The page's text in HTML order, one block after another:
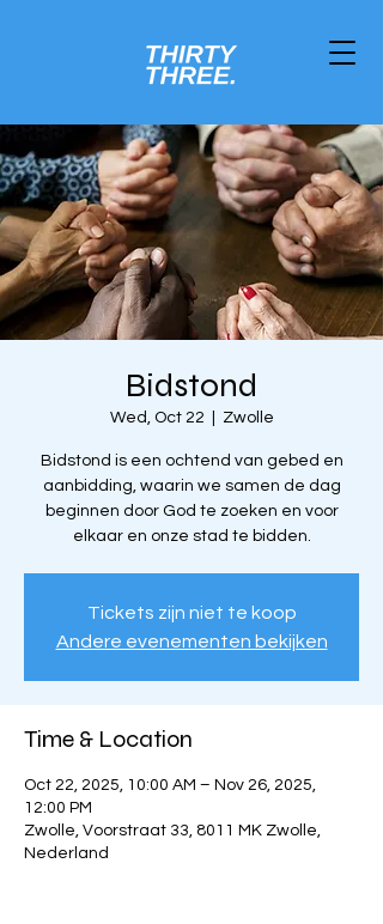
Bidstond
Wed, Oct 22 Zwolle
Bidstond is een ochtend van gebed en
aanbidding, waarin we samen de dag
beginnen door God te zoeken en voor
elkaar en onze stad te bidden.
Tickets zijn niet te koop
Andere evenementen bekijken
Time & Location
Oct 22, 2025, 10:00 AM – Nov 26, 2025,
12:00 PM
Zwolle, Voorstraat 33, 8011 MK Zwolle,
Nederland